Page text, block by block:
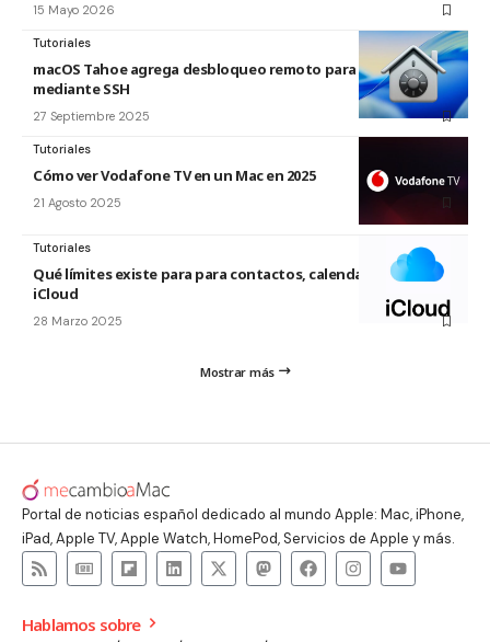
15 Mayo 2026
Tutoriales
macOS Tahoe agrega desbloqueo remoto para FileVault
mediante SSH
27 Septiembre 2025
Tutoriales
Cómo ver Vodafone TV en un Mac en 2025
21 Agosto 2025
Tutoriales
Qué límites existe para para contactos, calendarios y más en
iCloud
28 Marzo 2025
Mostrar más
Portal de noticias español dedicado al mundo Apple: Mac, iPhone,
iPad, Apple TV, Apple Watch, HomePod, Servicios de Apple y más.
Hablamos sobre